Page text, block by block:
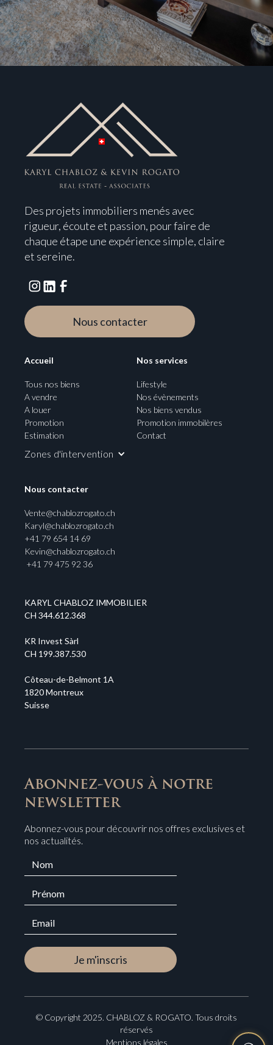
Des projets immobiliers menés avec
rigueur, écoute et passion, pour faire de
chaque étape une expérience simple, claire
et sereine.
Nous contacter
Accueil
Tous nos biens
A vendre
A louer
Promotion
Estimation
Zones d'intervention
Nos services
Lifestyle
Nos évènements
Nos biens vendus
Promotion immobilères
Contact
Nous contacter
Vente@chablozrogato.ch
Karyl@chablozrogato.ch
+41 79 654 14 69
Kevin@chablozrogato.ch
+41 79 475 92 36
KARYL CHABLOZ IMMOBILIER
CH 344.612.368
KR Invest Sàrl
CH 199.387.530
Côteau-de-Belmont 1A
1820 Montreux
Suisse
Abonnez-vous à notre
newsletter
Abonnez-vous pour découvrir nos offres exclusives et
nos actualités.
© Copyright 2025. CHABLOZ & ROGATO. Tous droits
réservés
Mentions légales